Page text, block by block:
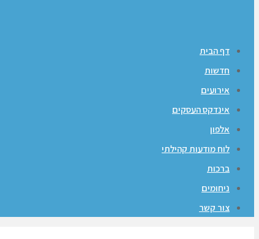
דף הבית
חדשות
אירועים
אינדקס העסקים
אלפון
לוח מודעות קהילתי
ברכות
ניחומים
צור קשר